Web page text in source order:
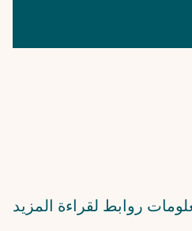
روابط لقراءة المزيد